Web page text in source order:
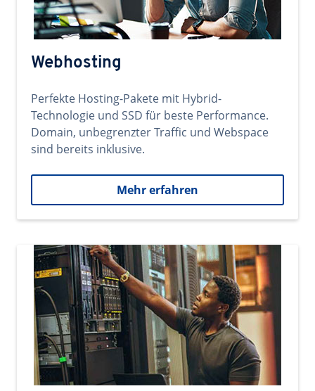
Webhosting
Perfekte Hosting-Pakete mit Hybrid-
Technologie und SSD für beste Performance.
Domain, unbegrenzter Traffic und Webspace
sind bereits inklusive.
Mehr erfahren